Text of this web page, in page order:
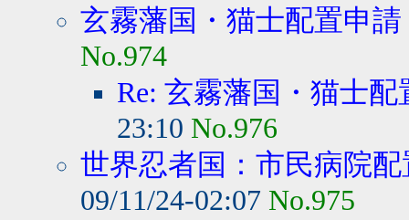
玄霧藩国・猫士配置申請
No.974
Re: 玄霧藩国・猫士配
23:10 No.976
世界忍者国：市民病院
09/11/24-02:07 No.975